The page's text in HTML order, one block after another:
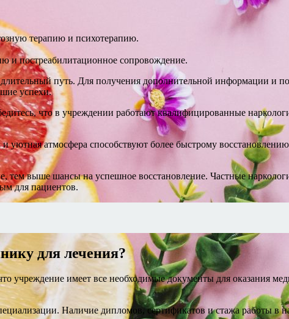
терапию и психотерапию.
и постреабилитационное сопровождение.
путь. Для получения дополнительной информации и
успехи.
что в учреждении работают квалифицированные
атмосфера способствуют более быстрому
тем выше шансы на успешное восстановление. Частные
для пациентов.
для лечения?
учреждение имеет все необходимые документы для оказания
Наличие дипломов, сертификатов и стажа работы в